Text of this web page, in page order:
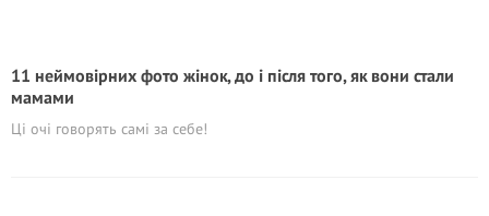
11 неймовірних фото жінок, до і після того, як вони стали
мамами
Ці очі говорять самі за себе!